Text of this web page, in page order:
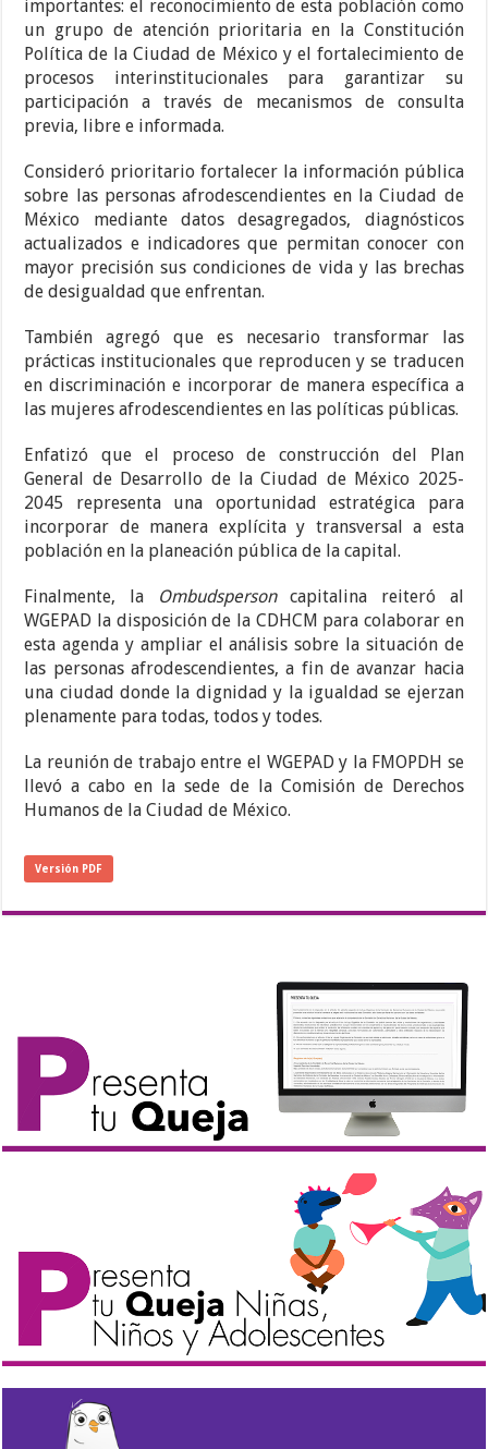
importantes: el reconocimiento de esta población como
un grupo de atención prioritaria en la Constitución
Política de la Ciudad de México y el fortalecimiento de
procesos interinstitucionales para garantizar su
participación a través de mecanismos de consulta
previa, libre e informada.
Consideró prioritario fortalecer la información pública
sobre las personas afrodescendientes en la Ciudad de
México mediante datos desagregados, diagnósticos
actualizados e indicadores que permitan conocer con
mayor precisión sus condiciones de vida y las brechas
de desigualdad que enfrentan.
También agregó que es necesario transformar las
prácticas institucionales que reproducen y se traducen
en discriminación e incorporar de manera específica a
las mujeres afrodescendientes en las políticas públicas.
Enfatizó que el proceso de construcción del Plan
General de Desarrollo de la Ciudad de México 2025-
2045 representa una oportunidad estratégica para
incorporar de manera explícita y transversal a esta
población en la planeación pública de la capital.
Finalmente, la Ombudspersoncapitalina reiteró al
WGEPAD la disposición de la CDHCM para colaborar en
esta agenda y ampliar el análisis sobre la situación de
las personas afrodescendientes, a fin de avanzar hacia
una ciudad donde la dignidad y la igualdad se ejerzan
plenamente para todas, todos y todes.
La reunión de trabajo entre el WGEPAD y la FMOPDH se
llevó a cabo en la sede de la Comisión de Derechos
Humanos de la Ciudad de México.
Versión PDF